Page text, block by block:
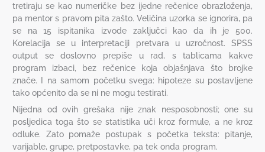
tretiraju se kao numeričke bez ijedne rečenice obrazloženja,
pa mentor s pravom pita zašto. Veličina uzorka se ignorira, pa
se na 15 ispitanika izvode zaključci kao da ih je 500.
Korelacija se u interpretaciji pretvara u uzročnost. SPSS
output se doslovno prepiše u rad, s tablicama kakve
program izbaci, bez rečenice koja objašnjava što brojke
znače. I na samom početku svega: hipoteze su postavljene
tako općenito da se ni ne mogu testirati.
Nijedna od ovih grešaka nije znak nesposobnosti; one su
posljedica toga što se statistika uči kroz formule, a ne kroz
odluke. Zato pomaže postupak s početka teksta: pitanje,
varijable, grupe, pretpostavke, pa tek onda program.